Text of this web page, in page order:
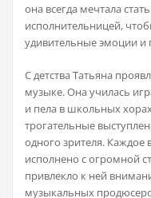
она всегда мечтала
исполнительницей,
удивительные эмоции и
С детства Татьяна
музыке. Она училась
и пела в школьных
трогательные
одного зрителя. Каждое
исполнено с огромной
привлекло к ней
музыкальных